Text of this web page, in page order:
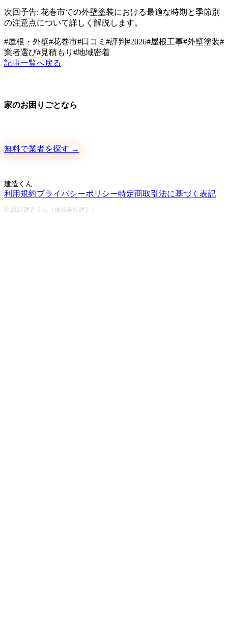
次回予告: 花巻市での外壁塗装における最適な時期と季節別
の注意点について詳しく解説します。
#屋根・外壁#花巻市#口コミ #評判 #2026#屋根工事#外壁塗装#
業者選び#見積もり #地域密着
記事一覧へ戻る
家のお困りごとなら
無料で業者を探す →
建造くん
利用規約プライバシーポリシー特定商取引法に基づく表記
© 2026 建造くん（株式会社建造）